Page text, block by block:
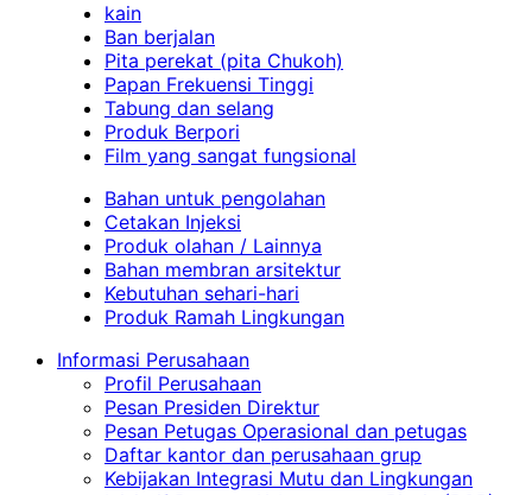
kain
Ban berjalan
Pita perekat (pita Chukoh)
Papan Frekuensi Tinggi
Tabung dan selang
Produk Berpori
Film yang sangat fungsional
Bahan untuk pengolahan
Cetakan Injeksi
Produk olahan / Lainnya
Bahan membran arsitektur
Kebutuhan sehari-hari
Produk Ramah Lingkungan
Informasi Perusahaan
Profil Perusahaan
Pesan Presiden Direktur
Pesan Petugas Operasional dan petugas
Daftar kantor dan perusahaan grup
Kebijakan Integrasi Mutu dan Lingkungan